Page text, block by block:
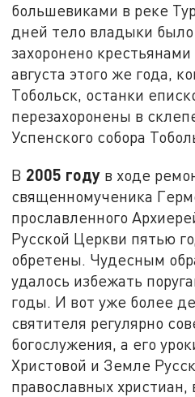
большевиками в реке
дней тело владыки
захоронено
августа этого же года,
Тобольск, останки
перезахоронены в
Успенского собора
В 2005 году в ходе
священномученика
прославленного
Русской Церкви пятью
обретены. Чудесным
удалось избежать
годы. И вот уже более
святителя регулярно
богослужения, а его
Христовой и Земле
православных